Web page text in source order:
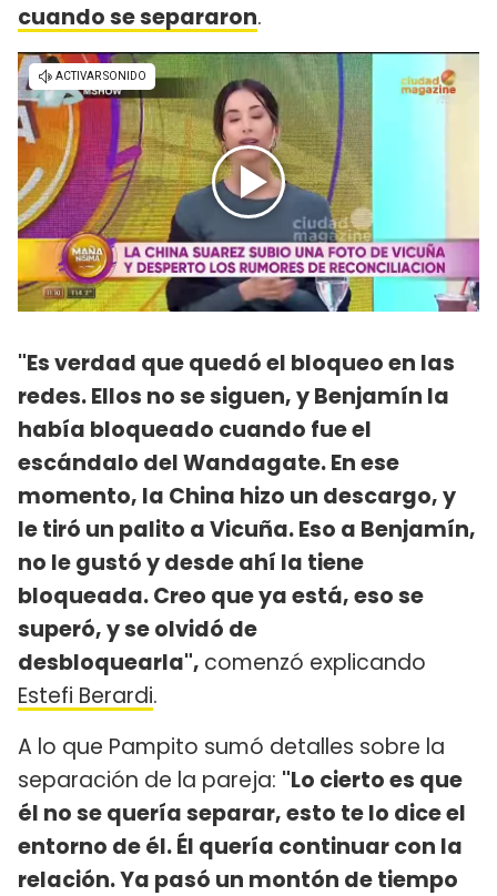
cuando se separaron.
"Es verdad que quedó el bloqueo en las
redes. Ellos no se siguen, y Benjamín la
había bloqueado cuando fue el
escándalo del Wandagate. En ese
momento, la China hizo un descargo, y
le tiró un palito a Vicuña. Eso a Benjamín,
no le gustó y desde ahí la tiene
bloqueada. Creo que ya está, eso se
superó, y se olvidó de
desbloquearla", comenzó explicando
Estefi Berardi.
A lo que Pampito sumó detalles sobre la
separación de la pareja: "Lo cierto es que
él no se quería separar, esto te lo dice el
entorno de él. Él quería continuar con la
relación. Ya pasó un montón de tiempo